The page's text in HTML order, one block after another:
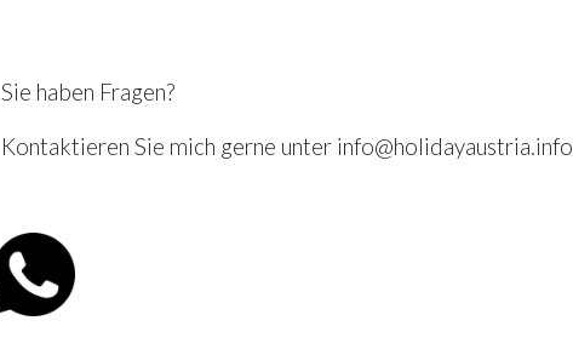
Sie haben Fragen?
Kontaktieren Sie mich gerne unter info@holidayaustria.info